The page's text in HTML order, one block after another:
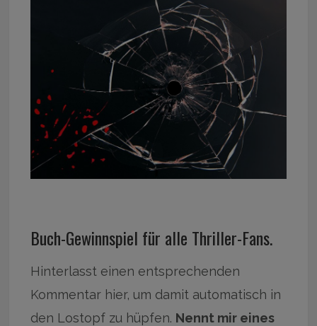
Buch-Gewinnspiel für alle Thriller-Fans.
Hinterlasst einen entsprechenden
Kommentar hier, um damit automatisch in
den Lostopf zu hüpfen. Nennt mir eines